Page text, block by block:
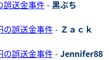
誤送金事件- 黒ぶち
の誤送金事件- Ｚａｃｋ
の誤送金事件- Jennifer88